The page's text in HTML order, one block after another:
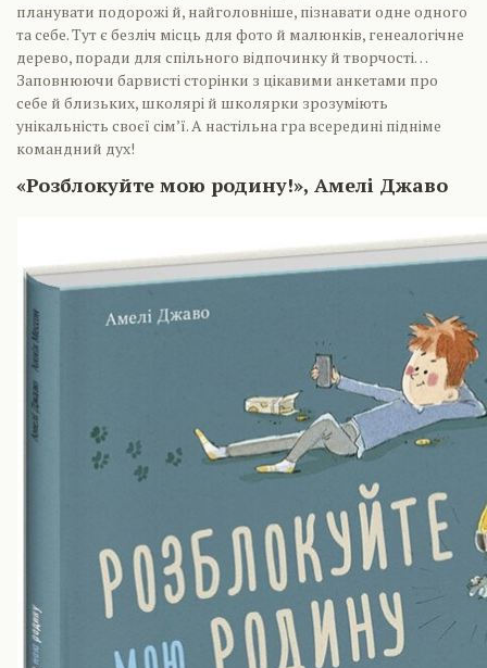
планувати подорожі й, найголовніше, пізнавати одне одного
та себе. Тут є безліч місць для фото й малюнків, генеалогічне
дерево, поради для спільного відпочинку й творчості…
Заповнюючи барвисті сторінки з цікавими анкетами про
себе й близьких, школярі й школярки зрозуміють
унікальність своєї сім’ї. А настільна гра всередині підніме
командний дух!
«Розблокуйте мою родину!», Амелі Джаво